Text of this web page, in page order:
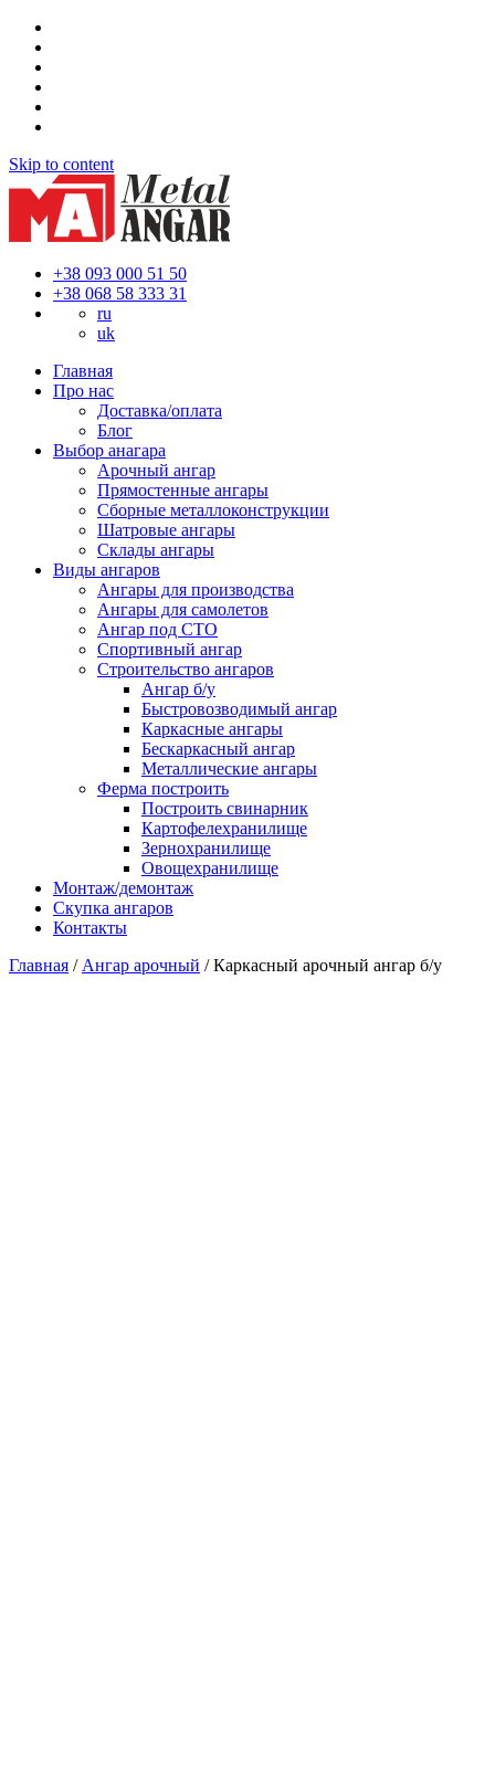
Skip to content
+38 093 000 51 50
+38 068 58 333 31
ru
uk
Главная
Про нас
Доставка/оплата
Блог
Выбор анагара
Арочный ангар
Прямостенные ангары
Сборные металлоконструкции
Шатровые ангары
Склады ангары
Виды ангаров
Ангары для производства
Ангары для самолетов
Ангар под СТО
Спортивный ангар
Строительство ангаров
Ангар б/у
Быстровозводимый ангар
Каркасные ангары
Бескаркасный ангар
Металлические ангары
Ферма построить
Построить свинарник
Картофелехранилище
Зернохранилище
Овощехранилище
Монтаж/демонтаж
Скупка ангаров
Контакты
Главная / Ангар арочный / Каркасный арочный ангар б/у